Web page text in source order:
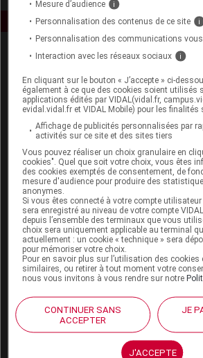
Espace produit
Boutique
VIDAL Expert
VIDAL Hoptimal
eVIDAL
VIDAL Mobile
VIDAL widget
VIDAL Sécurisation
VIDAL e-Services
Espace institutionnel
Qui sommes-nous ?
VIDAL France
Carrières
Charte éthique et
déontologique
Mesure d’audience i
Personnalisation des contenus de ce site i
Personnalisation des communications
Interaction avec les réseaux sociaux i
En cliquant sur le bouton « J’accepte » ci-
également à ce que des cookies soient utilisés
applications édités par VIDAL(vidal.fr,
evidal.vidal.fr et VIDAL Mobile) pour les finalités
Affichage de publicités personnalisées par
activités sur ce site et des sites tiers
Vous pouvez réaliser un choix granulaire en
cookies". Quel que soit votre choix, vous êtes
des cookies exemptés de consentement, de
mesure d'audience pour produire des
anonymes.
Si vous êtes connecté à votre compte
sera enregistré au niveau de votre compte
depuis l’ensemble des terminaux que vous
choix sera uniquement applicable au terminal
actuellement : un cookie « technique » sera
pour mémoriser votre choix.
Pour en savoir plus sur l’utilisation des cookies
similaires, ou retirer à tout moment votre
nous vous invitons à vous rendre sur notre
CONTINUER SANS
ACCEPTER
JE
J'ACCEPTE